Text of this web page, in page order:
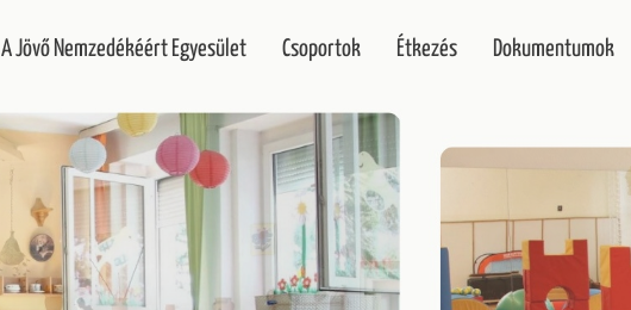
A Jövő Nemzedékéért Egyesület Csoportok Étkezés Dokumentumok